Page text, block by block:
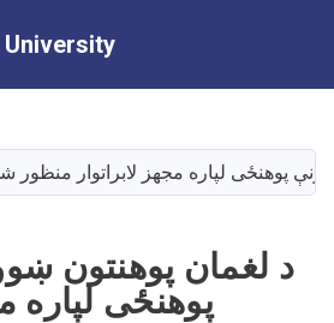
main
content
University
د لغمان پوهنتون
پوهنځی لپاره